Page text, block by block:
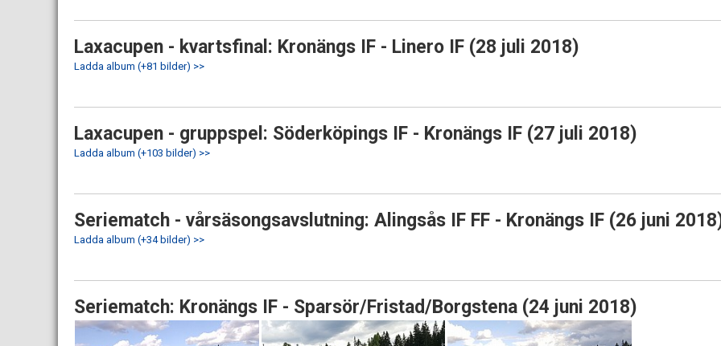
Laxacupen - kvartsfinal: Kronängs IF - Linero IF (28 juli 2018)
Ladda album (+81 bilder) >>
Laxacupen - gruppspel: Söderköpings IF - Kronängs IF (27 juli 2018)
Ladda album (+103 bilder) >>
Seriematch - vårsäsongsavslutning: Alingsås IF FF - Kronängs IF (26 juni
Ladda album (+34 bilder) >>
Seriematch: Kronängs IF - Sparsör/Fristad/Borgstena (24 juni 2018)